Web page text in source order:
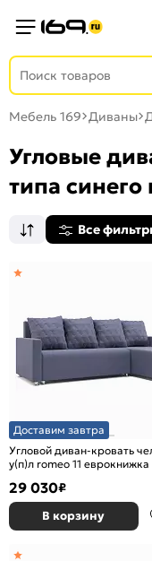
Мебель 169 Диваны
Угловые
типа синего
Все
Доставим завтра
Угловой диван-кровать
у(п)л romeo 11 еврокнижка
29 030₽
В корзину